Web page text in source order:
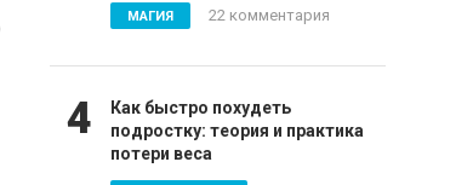
МАГИЯ 22 комментария
4
Как быстро похудеть
подростку: теория и практика
потери веса